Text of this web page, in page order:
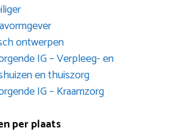
ontwerpen
IG – Verpleeg- en
en thuiszorg
IG – Kraamzorg
per plaats